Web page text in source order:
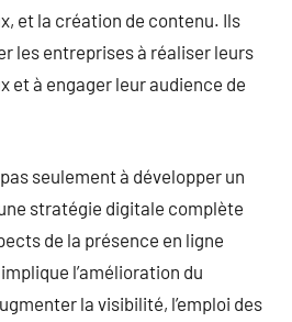
et la création de contenu. Ils
les entreprises à réaliser leurs
et à engager leur audience de
seulement à développer un
stratégie digitale complète
de la présence en ligne
l’amélioration du
la visibilité, l’emploi des